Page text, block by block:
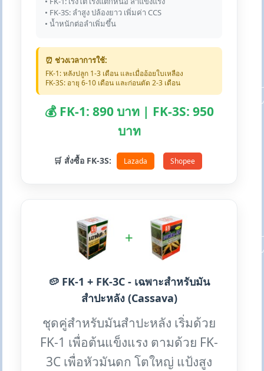
• FK-3S: ลำสูง ปล้องยาว เพิ่มค่า CCS
• น้ำหนักต่อลำเพิ่มขึ้น
⏰ ช่วงเวลาการใช้:
FK-1: หลังปลูก 1-3 เดือน และเมื่ออ้อยใบเหลือง
FK-3S: อายุ 6-10 เดือน และก่อนตัด 2-3 เดือน
💰 FK-1: 890 บาท | FK-3S: 950
บาท
🛒 สั่งซื้อ FK-3S: Lazada Shopee
+
🥔 FK-1 + FK-3C - เฉพาะสำหรับมัน
สำปะหลัง (Cassava)
ชุดคู่สำหรับมันสำปะหลัง เริ่มด้วย
FK-1 เพื่อต้นแข็งแรง ตามด้วย FK-
3C เพื่อหัวมันดก โตใหญ่ แป้งสูง